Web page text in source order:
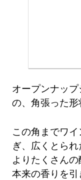
オープンナッ
の、角張った形
この角までワ
ぎ、広くとら
よりたくさん
本来の香りを